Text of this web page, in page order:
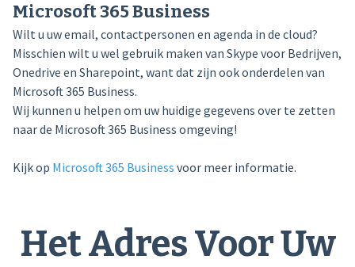
Microsoft 365 Business
Wilt u uw email, contactpersonen en agenda in de cloud?
Misschien wilt u wel gebruik maken van Skype voor Bedrijven,
Onedrive en Sharepoint, want dat zijn ook onderdelen van
Microsoft 365 Business.
Wij kunnen u helpen om uw huidige gegevens over te zetten
naar de Microsoft 365 Business omgeving!
Kijk op Microsoft 365 Business voor meer informatie.
Het Adres Voor Uw